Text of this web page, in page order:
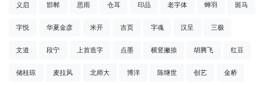
义启 邯郸 思雨 仓耳 印品 老字体 蝉羽 斑马
字悦 华夏金彦 米开 吉页 字魂 汉呈 三极
文道 段宁 上首造字 点墨 横竖撇捺 胡腾飞 红豆
储桂琼 麦拉风 北师大 博洋 陈继世 创艺 金桥